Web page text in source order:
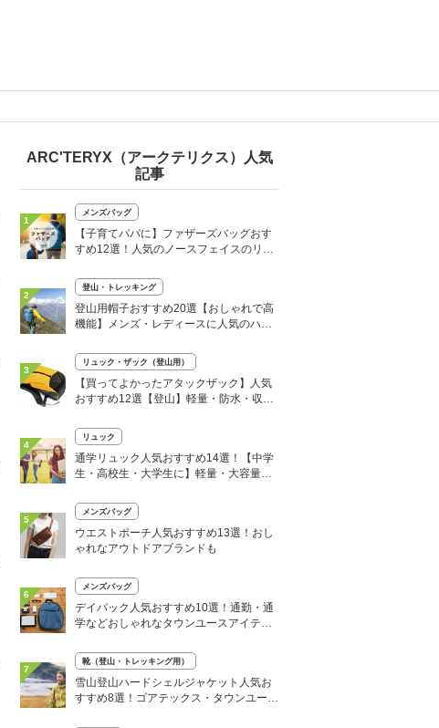
ARC'TERYX（アークテリクス）人気
記事
1
メンズバッグ
【子育てパパに】ファザーズバッグおす
すめ12選！人気のノースフェイスのリュ
2
登山・トレッキング
登山用帽子おすすめ20選【おしゃれで高
機能】メンズ・レディースに人気のハッ
3
リュック・ザック（登山用）
【買ってよかったアタックザック】人気
おすすめ12選【登山】軽量・防水・収納
4
リュック
通学リュック人気おすすめ14選！【中学
生・高校生・大学生に】軽量・大容量モ
5
メンズバッグ
ウエストポーチ人気おすすめ13選！おし
ゃれなアウトドアブランドも
6
メンズバッグ
デイパック人気おすすめ10選！通勤・通
学などおしゃれなタウンユースアイテム
7
靴（登山・トレッキング用）
雪山登山ハードシェルジャケット人気お
すすめ8選！ゴアテックス・タウンユース